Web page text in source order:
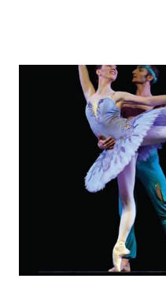
consegnati quindici
Recitazione ai primi
del Teatro Musicale.